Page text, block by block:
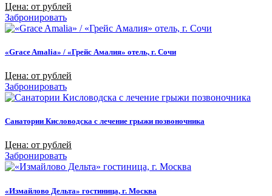
Цена: от рублей
Забронировать
«Grace Amalia» / «Грейс Амалия» отель, г. Сочи
Цена: от рублей
Забронировать
Санатории Кисловодска с лечение грыжи позвоночника
Цена: от рублей
Забронировать
«Измайлово Дельта» гостиница, г. Москва